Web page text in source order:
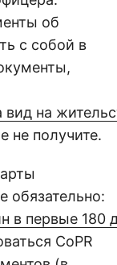
об
с собой в
на
не получите.
обязательно:
первые 180
CoPR